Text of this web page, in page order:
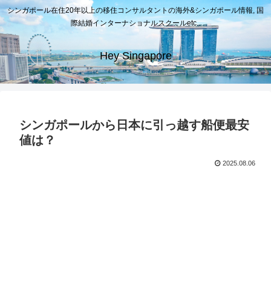
シンガポール在住20年以上の移住コンサルタントの海外&シンガポール情報, 国
際結婚インターナショナルスクールetc..
Hey Singapore
シンガポールから日本に引っ越す船便最安
値は？
2025.08.06